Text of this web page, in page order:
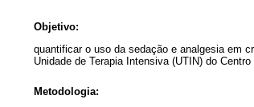
Objetivo:
quantificar o uso da sedação e analgesia em
Unidade de Terapia Intensiva (UTIN) do
Metodologia: